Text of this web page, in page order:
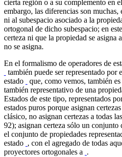
cierta región o a su complemento en
embargo, las diferencias son muchas,
ni al subespacio asociado a la
ortogonal de dicho subespacio; en
certeza ni que la propiedad se asigna
no se asigna.
En el formalismo de operadores de
también puede ser representado por
estado
que, como vemos, también
también representativo de una
Estados de este tipo, representados
estados puros porque asignan
clásico, no asignan certezas a todas
92); asignan certeza sólo un conjunto
el conjunto de propiedades
estado , con el agregado de todas
proyectores ortogonales a .